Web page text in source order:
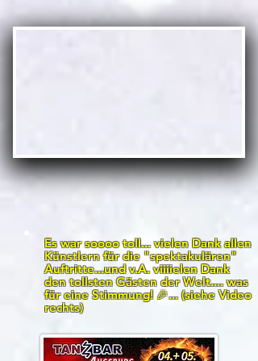
Es war soooo toll... vielen Dank allen
Künstlern für die "spektakulären"
Auftritte...und v.A. viiiielen Dank
den tollsten Gästen der Welt.... was
für eine Stimmung! 🎉... (siehe Video
rechts)